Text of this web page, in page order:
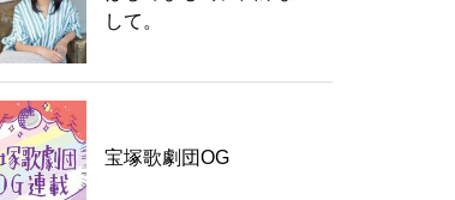
して。
宝塚歌劇団OG